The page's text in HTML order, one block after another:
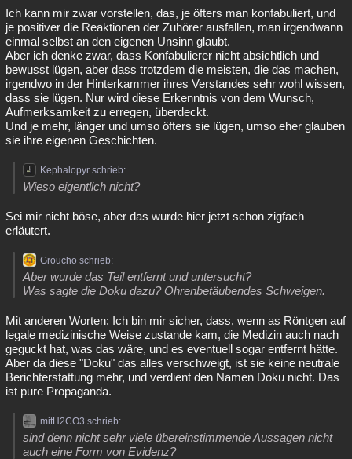
Ich kann mir zwar vorstellen, das, je öfters man konfabuliert, und
je positiver die Reaktionen der Zuhörer ausfallen, man irgendwann
einmal selbst an den eigenen Unsinn glaubt.
Aber ich denke zwar, dass Konfabulierer nicht absichtlich und
bewusst lügen, aber dass trotzdem die meisten, die das machen,
irgendwo in der Hinterkammer ihres Verstandes sehr wohl wissen,
dass sie lügen. Nur wird diese Erkenntnis von dem Wunsch,
Aufmerksamkeit zu erregen, überdeckt.
Und je mehr, länger und umso öfters sie lügen, umso eher glauben
sie ihre eigenen Geschichten.
Kephalopyr schrieb:
Wieso eigentlich nicht?
Sei mir nicht böse, aber das wurde hier jetzt schon zigfach
erläutert.
Groucho schrieb:
Aber wurde das Teil entfernt und untersucht?
Was sagte die Doku dazu? Ohrenbetäubendes Schweigen.
Mit anderen Worten: Ich bin mir sicher, dass, wenn as Röntgen auf
legale medizinische Weise zustande kam, die Medizin auch nach
geguckt hat, was das wäre, und es eventuell sogar entfernt hätte.
Aber da diese "Doku" das alles verschweigt, ist sie keine neutrale
Berichterstattung mehr, und verdient den Namen Doku nicht. Das
ist pure Propaganda.
mitH2CO3 schrieb:
sind denn nicht sehr viele übereinstimmende Aussagen nicht
auch eine Form von Evidenz?